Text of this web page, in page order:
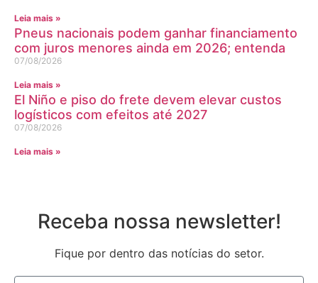
Leia mais »
Pneus nacionais podem ganhar financiamento
com juros menores ainda em 2026; entenda
07/08/2026
Leia mais »
El Niño e piso do frete devem elevar custos
logísticos com efeitos até 2027
07/08/2026
Leia mais »
Receba nossa newsletter!
Fique por dentro das notícias do setor.